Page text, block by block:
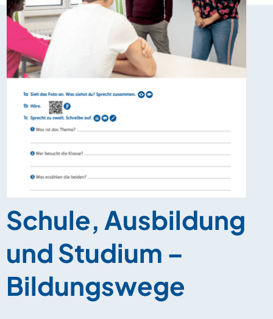
Schule, Ausbildung
und Studium –
Bildungswege